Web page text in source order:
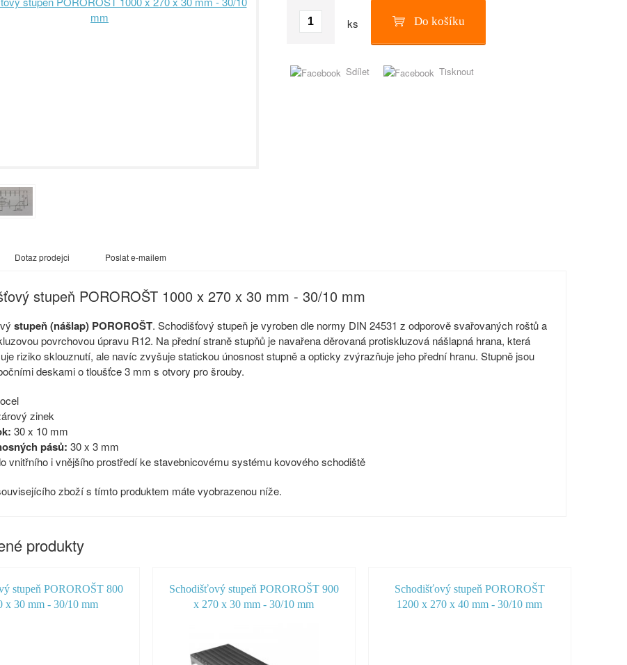
ks Do košíku
Sdílet Tisknout
Dotaz prodejci Poslat e-mailem
stupeň POROROŠT 1000 x 270 x 30 mm - 30/10 mm
stupeň (nášlap) POROROŠT. Schodišťový stupeň je vyroben dle normy DIN 24531 z odporově svařovaných roštů a
povrchovou úpravu R12. Na přední straně stupňů je navařena děrovaná protiskluzová nášlapná hrana, která
riziko sklouznutí, ale navíc zvyšuje statickou únosnost stupně a opticky zvýrazňuje jeho přední hranu. Stupně jsou
deskami o tloušťce 3 mm s otvory pro šrouby.
ocel
zinek
30 x 10 mm
pásů: 30 x 3 mm
vnitřního i vnějšího prostředí ke stavebnicovému systému kovového schodiště
zboží s tímto produktem máte vyobrazenou níže.
produkty
stupeň POROROŠT 800
x 30 mm - 30/10 mm
Schodišťový stupeň POROROŠT 900
x 270 x 30 mm - 30/10 mm
Schodišťový stupeň POROROŠT
1200 x 270 x 40 mm - 30/10 mm